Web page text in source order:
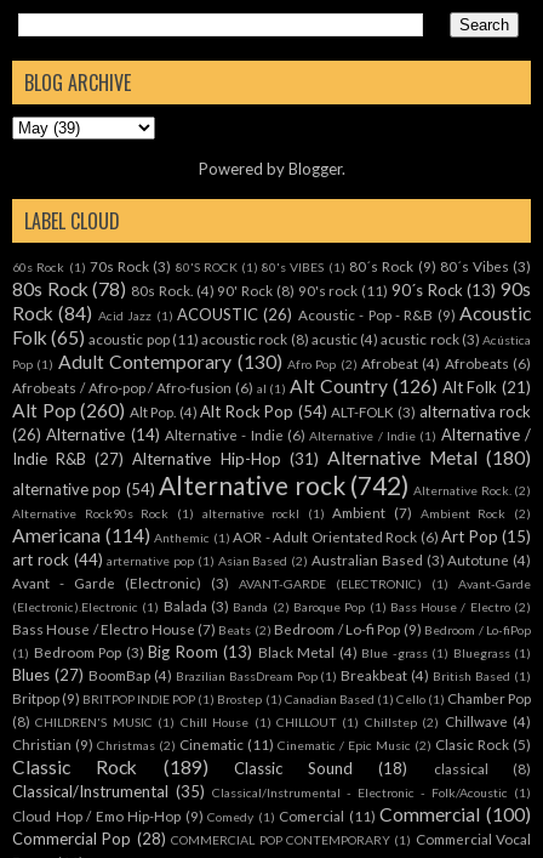
BLOG ARCHIVE
Powered byBlogger.
LABEL CLOUD
60s Rock (1) 70s Rock (3) 80'S ROCK (1) 80's VIBES (1) 80´s Rock (9) 80´s Vibes (3)
80s Rock (78) 80s Rock. (4) 90' Rock (8) 90's rock (11) 90´s Rock (13) 90s
Rock (84) Acid Jazz (1) ACOUSTIC (26) Acoustic - Pop - R&B (9) Acoustic
Folk (65) acoustic pop (11) acoustic rock (8) acustic (4) acustic rock (3) Acústica
Pop (1) Adult Contemporary (130) Afro Pop (2) Afrobeat (4) Afrobeats (6)
Afrobeats / Afro-pop / Afro-fusion (6) al (1) Alt Country (126) Alt Folk (21)
Alt Pop (260) Alt Pop. (4) Alt Rock Pop (54) ALT-FOLK (3) alternativa rock
(26) Alternative (14) Alternative - Indie (6) Alternative / Indie (1) Alternative /
Indie R&B (27) Alternative Hip-Hop (31) Alternative Metal (180)
alternative pop (54) Alternative rock (742) Alternative Rock. (2)
Alternative Rock90s Rock
(1) alternative rockl (1) Ambient (7) Ambient Rock (2)
Americana (114) Anthemic (1) AOR - Adult Orientated Rock (6) Art Pop (15)
art rock (44) arternative pop (1) Asian Based (2) Australian Based (3) Autotune (4)
Avant - Garde (Electronic)
(3) AVANT-GARDE (ELECTRONIC) (1)
Avant-Garde
(Electronic).Electronic (1) Balada (3) Banda (2) Baroque Pop (1) Bass House / Electro (2)
Bass House / Electro House (7) Beats (2) Bedroom / Lo-fi Pop (9) Bedroom / Lo-fiPop
(1) Bedroom Pop (3) Big Room (13) Black Metal (4) Blue -grass (1) Bluegrass (1)
Blues (27) BoomBap (4) Brazilian BassDream Pop (1) Breakbeat (4) British Based (1)
Britpop (9) BRITPOP INDIE POP (1) Brostep (1) Canadian Based (1) Cello (1) Chamber Pop
(8) CHILDREN'S MUSIC (1) Chill House (1) CHILLOUT (1) Chillstep (2) Chillwave (4)
Christian (9) Christmas (2) Cinematic (11) Cinematic / Epic Music (2) Clasic Rock (5)
Classic Rock (189) Classic Sound (18) classical (8)
Classical/Instrumental (35) Classical/Instrumental - Electronic - Folk/Acoustic (1)
Cloud Hop / Emo Hip-Hop (9) Comedy (1) Comercial (11) Commercial (100)
Commercial Pop (28) COMMERCIAL POP CONTEMPORARY (1) Commercial Vocal